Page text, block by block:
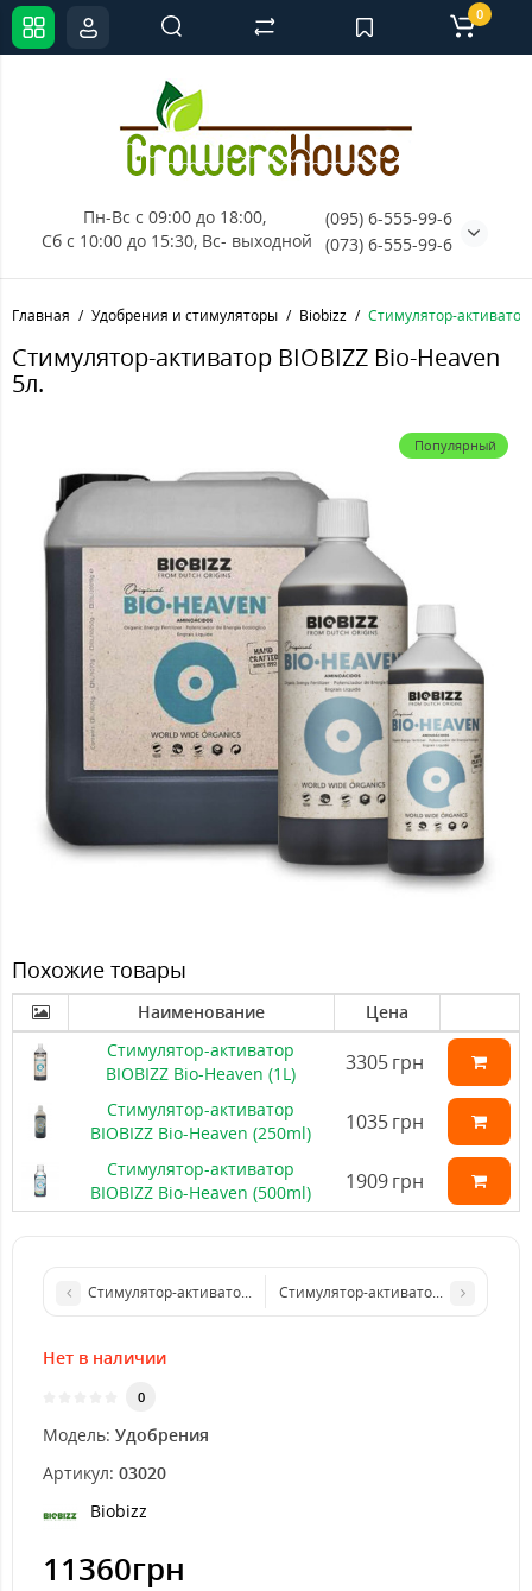
Пн-Вс с 09:00 до 18:00,
Сб с 10:00 до 15:30, Вс- выходной
(095) 6-555-99-6
(073) 6-555-99-6
0
Главная Удобрения и стимуляторы Biobizz Стимулятор-
Стимулятор-активатор BIOBIZZ Bio-Heaven
5л.
Популярный
Похожие товары
Наименование
Цена
Стимулятор-активатор
BIOBIZZ Bio-Heaven (1L)
3305грн
Стимулятор-активатор
BIOBIZZ Bio-Heaven (250ml)
1035грн
Стимулятор-активатор
BIOBIZZ Bio-Heaven (500ml)
1909грн
Стимулятор-активатор BIOBIZZ Bio-Heaven (1L)
Стимулятор-активатор BIOBIZZ
Нет в наличии
0
Модель: Удобрения
Артикул: 03020
Biobizz
11360грн